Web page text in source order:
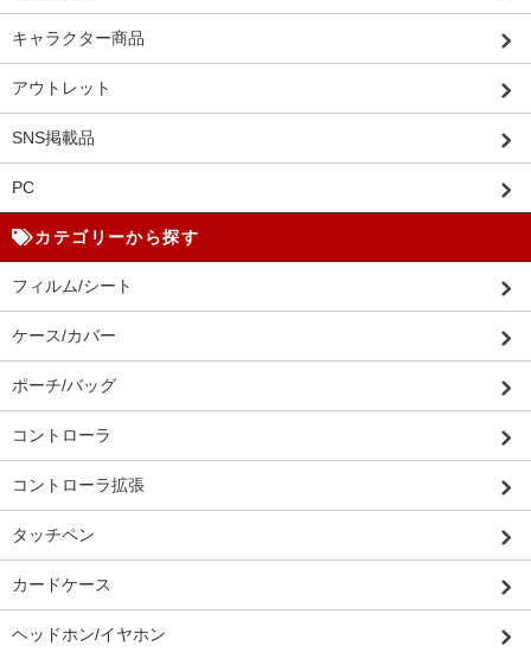
キャラクター商品
アウトレット
SNS掲載品
PC
カテゴリーから探す
フィルム/シート
ケース/カバー
ポーチ/バッグ
コントローラ
コントローラ拡張
タッチペン
カードケース
ヘッドホン/イヤホン